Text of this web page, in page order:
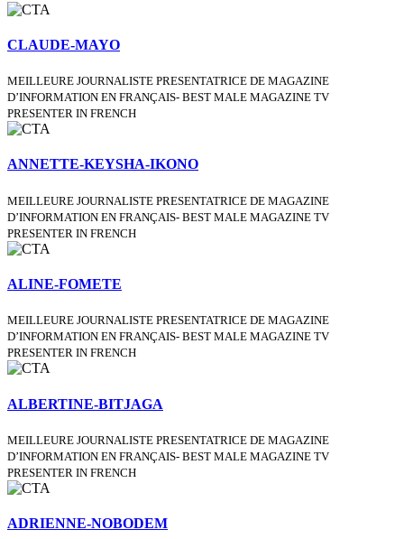
CLAUDE-MAYO
MEILLEURE JOURNALISTE PRESENTATRICE DE MAGAZINE
D’INFORMATION EN FRANÇAIS- BEST MALE MAGAZINE TV
PRESENTER IN FRENCH
ANNETTE-KEYSHA-IKONO
MEILLEURE JOURNALISTE PRESENTATRICE DE MAGAZINE
D’INFORMATION EN FRANÇAIS- BEST MALE MAGAZINE TV
PRESENTER IN FRENCH
ALINE-FOMETE
MEILLEURE JOURNALISTE PRESENTATRICE DE MAGAZINE
D’INFORMATION EN FRANÇAIS- BEST MALE MAGAZINE TV
PRESENTER IN FRENCH
ALBERTINE-BITJAGA
MEILLEURE JOURNALISTE PRESENTATRICE DE MAGAZINE
D’INFORMATION EN FRANÇAIS- BEST MALE MAGAZINE TV
PRESENTER IN FRENCH
ADRIENNE-NOBODEM